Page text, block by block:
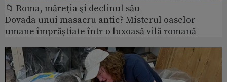
📁 Roma, măreţia şi declinul său
Dovada unui masacru antic? Misterul oaselor
umane împrăștiate într-o luxoasă vilă romană